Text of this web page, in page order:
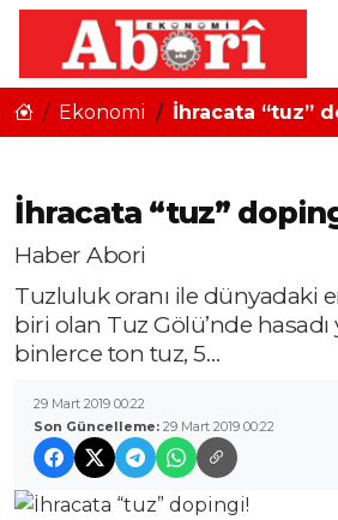
Ekonomi İhracata “tuz”
İhracata “tuz”
Haber Abori
Tuzluluk oranı ile dünyadaki
biri olan Tuz Gölü’nde hasadı
binlerce ton tuz, 5…
29 Mart 2019 00:22
Son Güncelleme: 29 Mart 2019 00:22